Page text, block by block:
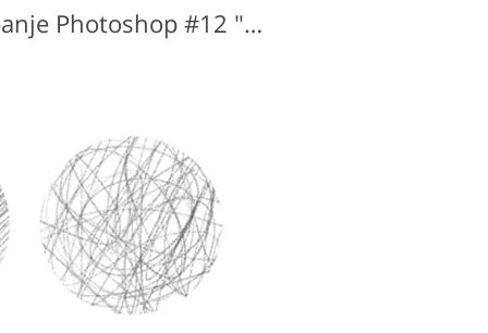
Kist u spreju za farbanje Photoshop #12 "Delusion"